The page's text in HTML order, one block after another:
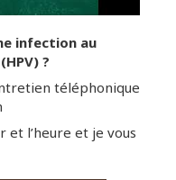
infection au
?
téléphonique
et l’heure et je vous